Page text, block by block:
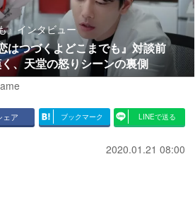
』インタビュー
はつづくよどこまでも』対談前
、天堂の怒りシーンの裏側
ェア ブックマーク LINEで送る
2020.01.21 08:00